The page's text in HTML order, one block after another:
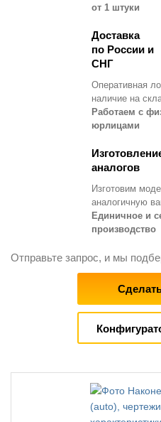
от 1 штуки
Доставка
по России и
СНГ
Оперативная
наличие на
Работаем с
юрлицами
аналогов
Изготовим
аналогичную
Единичное и
производство
Отправьте запрос, и мы